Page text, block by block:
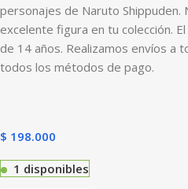
personajes de Naruto
excelente figura en tu colección.
de 14 años. Realizamos envíos a
todos los métodos de pago.
$ 198.000
1 disponibles